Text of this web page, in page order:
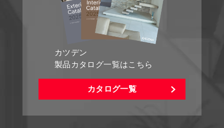
カツデン
製品カタログ一覧はこちら
カタログ一覧